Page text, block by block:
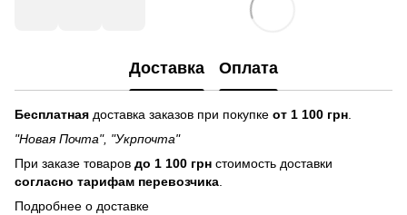
Доставка Оплата
Бесплатная доставка заказов при покупке от 1 100 грн
"Новая Почта", "Укрпочта"
При заказе товаров до 1 100 грн стоимость доставки
согласно тарифам перевозчика
Подробнее о доставке